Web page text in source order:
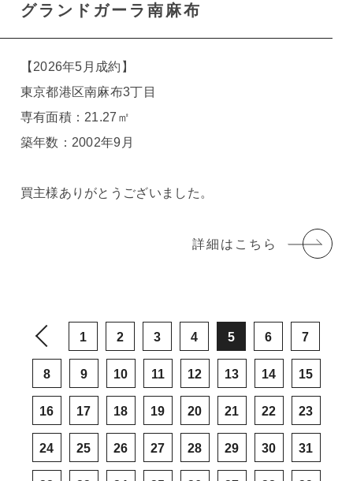
グランドガーラ南麻布
【2026年5月成約】
東京都港区南麻布3丁目
専有面積：21.27㎡
築年数：2002年9月
買主様ありがとうございました。
詳細はこちら
1 2 3 4 5 6 7
8 9 10 11 12 13 14 15
16 17 18 19 20 21 22 23
24 25 26 27 28 29 30 31